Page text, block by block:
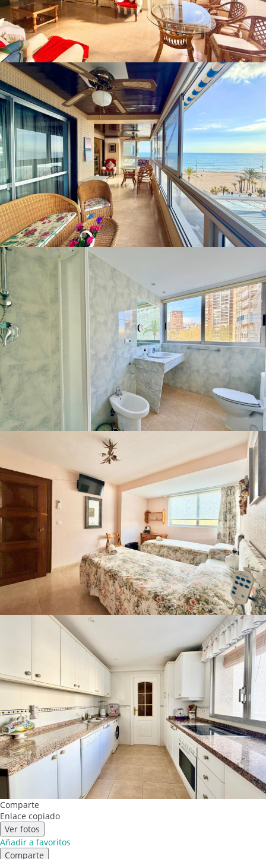
Comparte
Enlace copiado
Ver fotos
Añadir a favoritos
Comparte